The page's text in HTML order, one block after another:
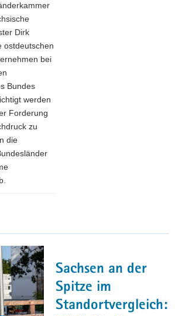
Dirk
ostdeutschen
bei
Bundes
werden
Forderung
zu
die
Sachsen an der
Spitze im
Standortvergleich: